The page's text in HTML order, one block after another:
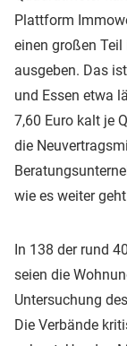
Plattform
einen großen
ausgeben. Das
und Essen etwa
7,60 Euro kalt je
die
wie es weiter
In 138 der rund
seien die
Untersuchung
Die Verbände